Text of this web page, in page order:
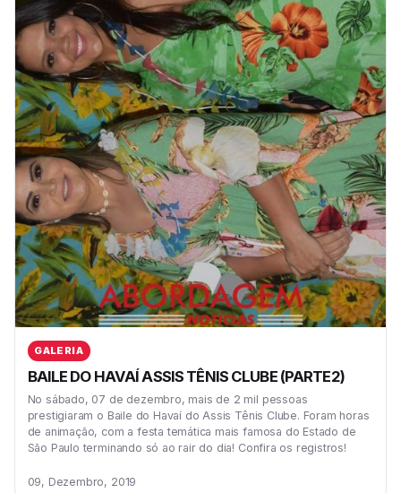
GALERIA
BAILE DO HAVAÍ ASSIS TÊNIS CLUBE (PARTE2)
No sábado, 07 de dezembro, mais de 2 mil pessoas
prestigiaram o Baile do Havaí do Assis Tênis Clube. Foram horas
de animação, com a festa temática mais famosa do Estado de
São Paulo terminando só ao rair do dia! Confira os registros!
09, Dezembro, 2019